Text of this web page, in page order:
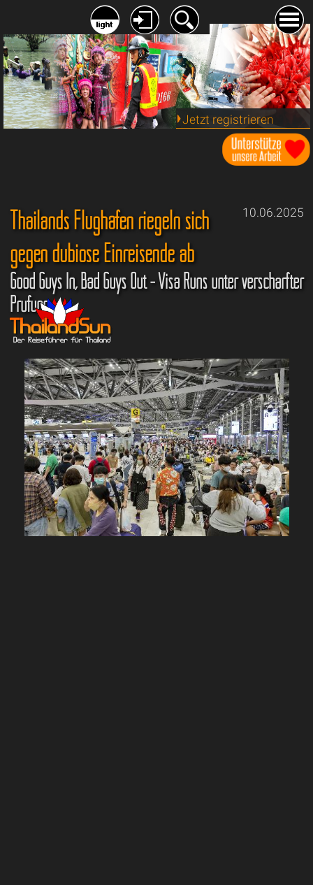
Jetzt registrieren
10.06.2025
Thailands Flughäfen riegeln sich
gegen dubiose Einreisende ab
Good Guys In, Bad Guys Out - Visa Runs unter verschärfter
Prüfung